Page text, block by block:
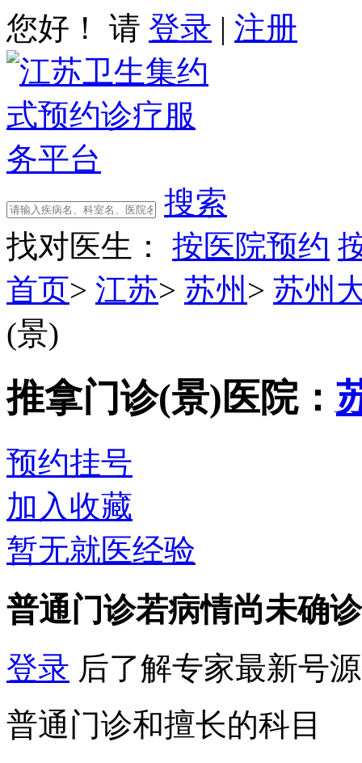
您好！ 请 登录 | 注册
搜索
找对医生：
按医院预约
首页> 江苏> 苏州 > 苏州
(景)
推拿门诊(景)医院：
预约挂号
加入收藏
暂无就医经验
普通门诊若病情尚未确
登录 后了解专家最新号
普通门诊和擅长的科目